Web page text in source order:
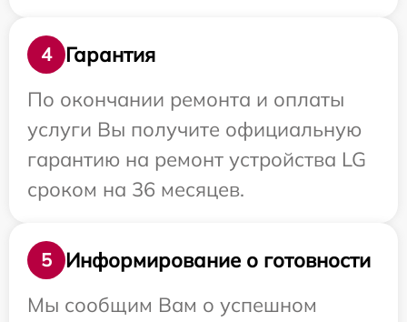
4
Гарантия
По окончании ремонта и оплаты
услуги Вы получите официальную
гарантию на ремонт устройства LG
сроком на 36 месяцев.
5
Информирование о готовности
Мы сообщим Вам о успешном